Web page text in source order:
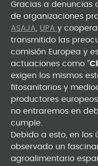
Gracias a denuncias
de organizaciones
ASAJA, UPAy
transmitido las
comisión Europea y
actuaciones como “
exigen los mismos
fitosanitarios y
productores
no entraremos en
cumple.
Debido a esto, en los
observado un
agroalimentario